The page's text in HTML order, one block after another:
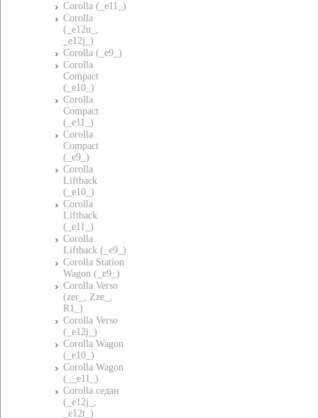
Corolla (_e11_)
Corolla
(_e12u_,
_e12j_)
Corolla (_e9_)
Corolla
Compact
(_e10_)
Corolla
Compact
(_e11_)
Corolla
Compact
(_e9_)
Corolla
Liftback
(_e10_)
Corolla
Liftback
(_e11_)
Corolla
Liftback (_e9_)
Corolla Station
Wagon (_e9_)
Corolla Verso
(zer_, Zze_,
R1_)
Corolla Verso
(_e12j_)
Corolla Wagon
(_e10_)
Corolla Wagon
(__e11_)
Corolla седан
(_e12j_,
_e12t_)